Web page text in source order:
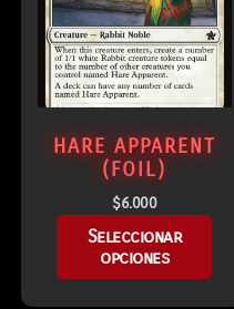
HARE APPARENT
(FOIL)
$6.000
Seleccionar
opciones